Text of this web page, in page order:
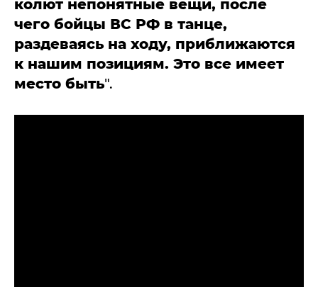
колют непонятные вещи, после
чего бойцы ВС РФ в танце,
раздеваясь на ходу, приближаются
к нашим позициям. Это все имеет
место быть".